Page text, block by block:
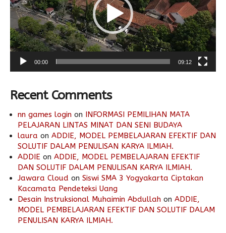
00:00 09:12
Recent Comments
nn games login on INFORMASI PEMILIHAN MATA
PELAJARAN LINTAS MINAT DAN SENI BUDAYA
laura on ADDIE, MODEL PEMBELAJARAN EFEKTIF DAN
SOLUTIF DALAM PENULISAN KARYA ILMIAH.
ADDIE on ADDIE, MODEL PEMBELAJARAN EFEKTIF
DAN SOLUTIF DALAM PENULISAN KARYA ILMIAH.
Jawara Cloud on Siswi SMA 3 Yogyakarta Ciptakan
Kacamata Pendeteksi Uang
Desain Instruksional Muhaimin Abdullah on ADDIE,
MODEL PEMBELAJARAN EFEKTIF DAN SOLUTIF DALAM
PENULISAN KARYA ILMIAH.